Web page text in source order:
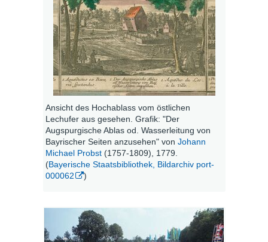
Ansicht des Hochablass vom östlichen
Lechufer aus gesehen. Grafik: "Der
Augspurgische Ablas od. Wasserleitung von
Bayrischer Seiten anzusehen" von Johann
Michael Probst(1757-1809), 1779.
(Bayerische Staatsbibliothek, Bildarchiv port-
000062
)